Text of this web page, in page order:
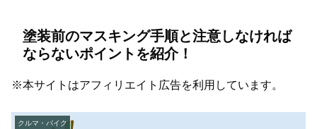
塗装前のマスキング手順と注意しなければ
ならないポイントを紹介！
※本サイトはアフィリエイト広告を利用しています。
クルマ・バイク